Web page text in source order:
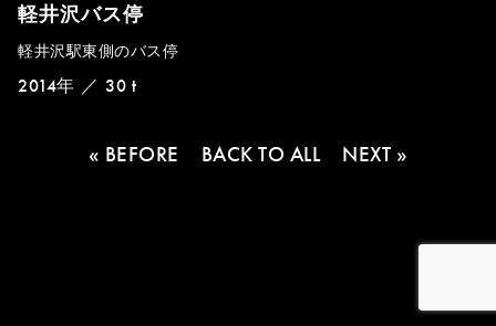
軽井沢バス停
軽井沢駅東側のバス停
2014年 ／ 30 t
« BEFORE BACK TO ALL NEXT »